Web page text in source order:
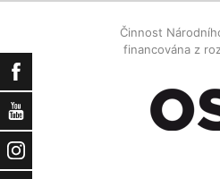
Facebook
YouTube
Instagram
Činnost
financována z